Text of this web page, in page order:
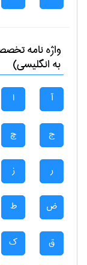
واژه نامه
به انگلیسی)
آ ا
ج چ
ر ز
ض ط
ق ک